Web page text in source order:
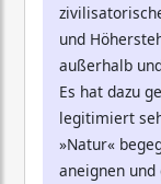
und
außerhalb
Es hat dazu
legitimiert
»Natur«
aneignen